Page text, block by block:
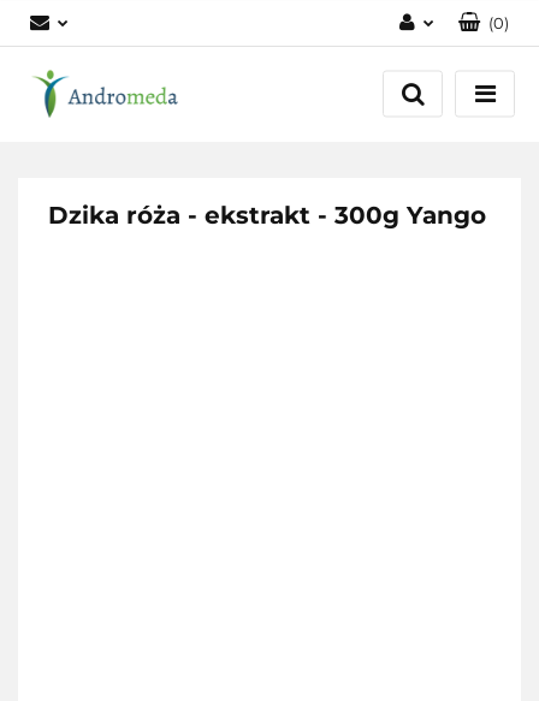
Zaloguj się
Zarejestruj się
(0)
Dzika róża - ekstrakt - 300g Yango